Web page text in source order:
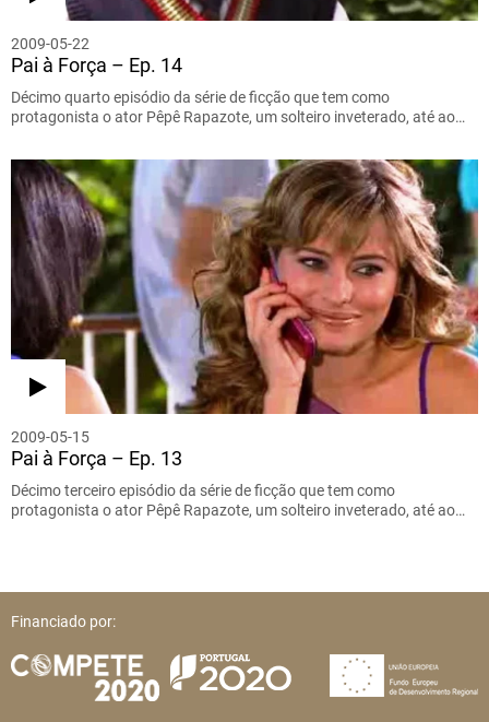
2009-05-22
Pai à Força – Ep. 14
Décimo quarto episódio da série de ficção que tem como
protagonista o ator Pêpê Rapazote, um solteiro inveterado, até ao…
2009-05-15
Pai à Força – Ep. 13
Décimo terceiro episódio da série de ficção que tem como
protagonista o ator Pêpê Rapazote, um solteiro inveterado, até ao…
Financiado por: